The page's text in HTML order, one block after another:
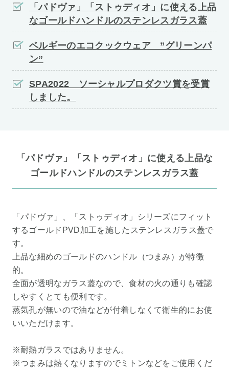
「パドヴァ」「ストゥディオ」に使える上品
なゴールドハンドルのステンレスガラス蓋
ベルギーのエコクックウェア ”グリーンパ
ン”
SPA2022 ソーシャルプロダクツ賞を受賞
しました。
「パドヴァ」「ストゥディオ」に使える上品な
ゴールドハンドルのステンレスガラス蓋
「パドヴァ」、「ストゥディオ」シリーズにフィット
するゴールドPVD加工を施したステンレスガラス蓋で
す。
上品な細めのゴールドのハンドル（つまみ）が特徴
的。
全面が透明なガラス蓋なので、食材の火の通りも確認
しやすくとても便利です。
蒸気孔が無いので油などが付着しなくて衛生的にお使
いいただけます。
※耐熱ガラスではありません。
※つまみは熱くなりますのでミトンなどをご使用くだ